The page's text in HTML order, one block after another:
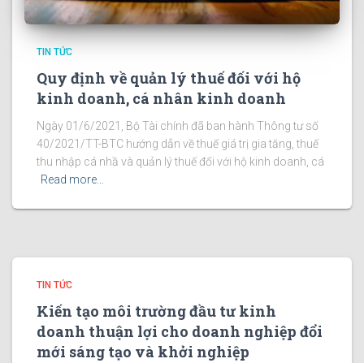
TIN TỨC
Quy định về quản lý thuế đối với hộ
kinh doanh, cá nhân kinh doanh
Ngày 01/6/2021, Bộ Tài chính đã ban hành Thông tư số
40/2021/TT-BTC hướng dẫn về thuế giá trị gia tăng, thuế
thu nhập cá nhầ và quản lý thuế đối với hộ kinh doanh, cá
Read more…
TIN TỨC
Kiến tạo môi trường đầu tư kinh
doanh thuận lợi cho doanh nghiệp đổi
mới sáng tạo và khởi nghiệp